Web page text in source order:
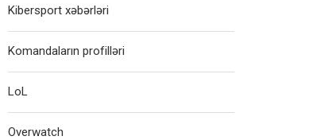
Kibersport xəbərləri
Komandaların profilləri
LoL
Overwatch